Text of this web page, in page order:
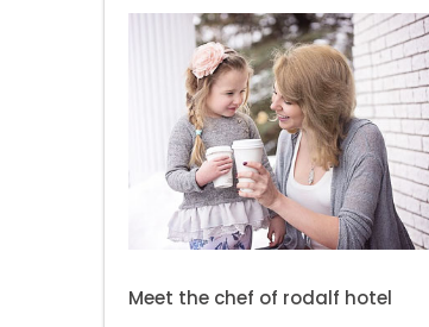
Meet the chef of rodalf hotel